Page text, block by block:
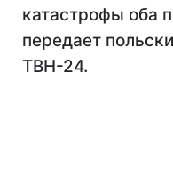
катастрофы оба
передает
ТВН-24.